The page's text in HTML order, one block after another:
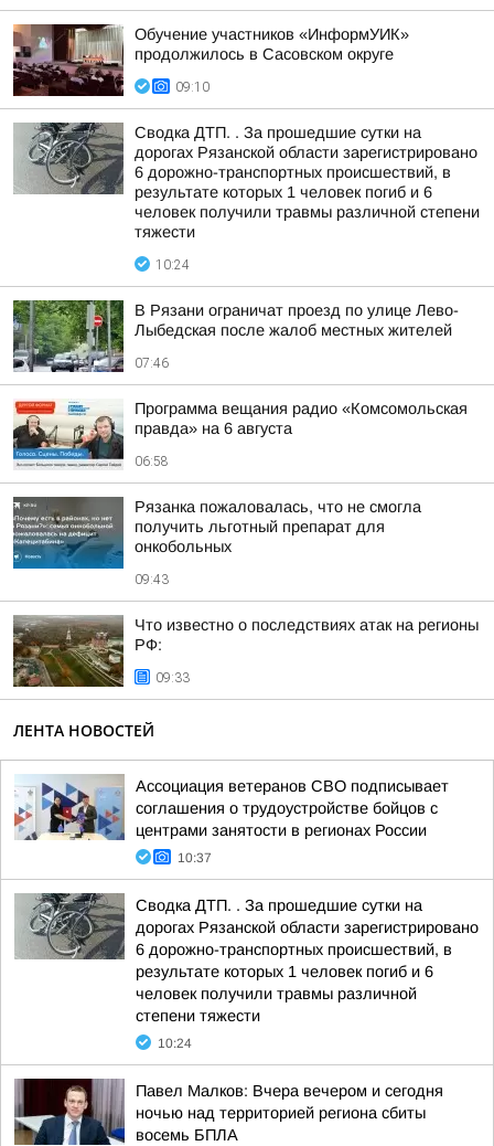
Обучение участников «ИнформУИК»
продолжилось в Сасовском округе
09:10
Сводка ДТП. . За прошедшие сутки на
дорогах Рязанской области зарегистрировано
6 дорожно-транспортных происшествий, в
результате которых 1 человек погиб и 6
человек получили травмы различной степени
тяжести
10:24
В Рязани ограничат проезд по улице Лево-
Лыбедская после жалоб местных жителей
07:46
Программа вещания радио «Комсомольская
правда» на 6 августа
06:58
Рязанка пожаловалась, что не смогла
получить льготный препарат для
онкобольных
09:43
Что известно о последствиях атак на регионы
РФ:
09:33
ЛЕНТА НОВОСТЕЙ
Ассоциация ветеранов СВО подписывает
соглашения о трудоустройстве бойцов с
центрами занятости в регионах России
10:37
Сводка ДТП. . За прошедшие сутки на
дорогах Рязанской области зарегистрировано
6 дорожно-транспортных происшествий, в
результате которых 1 человек погиб и 6
человек получили травмы различной
степени тяжести
10:24
Павел Малков: Вчера вечером и сегодня
ночью над территорией региона сбиты
восемь БПЛА